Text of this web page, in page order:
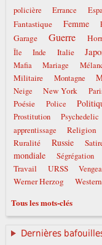
policière
Errance
Fantastique Femme
Garage Guerre
Île
Inde Italie
Mafia
Mariage
Militaire
Montagne
Neige
New York
Poésie
Police
Prostitution
Psychedelic
apprentissage
Religion
Ruralité Russie
mondiale
Ségrégation
Travail URSS
Werner Herzog Western
Tous les mots-clés
Dernières